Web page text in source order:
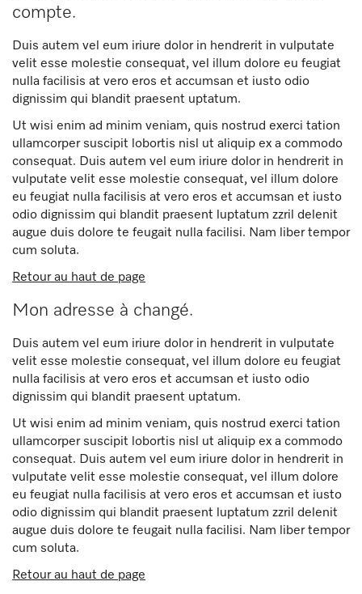
compte.
Duis autem vel eum iriure dolor in hendrerit in vulputate
velit esse molestie consequat, vel illum dolore eu feugiat
nulla facilisis at vero eros et accumsan et iusto odio
dignissim qui blandit praesent uptatum.
Ut wisi enim ad minim veniam, quis nostrud exerci tation
ullamcorper suscipit lobortis nisl ut aliquip ex a commodo
consequat. Duis autem vel eum iriure dolor in hendrerit in
vulputate velit esse molestie consequat, vel illum dolore
eu feugiat nulla facilisis at vero eros et accumsan et iusto
odio dignissim qui blandit praesent luptatum zzril delenit
augue duis dolore te feugait nulla facilisi. Nam liber tempor
cum soluta.
Retour au haut de page
Mon adresse à changé.
Duis autem vel eum iriure dolor in hendrerit in vulputate
velit esse molestie consequat, vel illum dolore eu feugiat
nulla facilisis at vero eros et accumsan et iusto odio
dignissim qui blandit praesent uptatum.
Ut wisi enim ad minim veniam, quis nostrud exerci tation
ullamcorper suscipit lobortis nisl ut aliquip ex a commodo
consequat. Duis autem vel eum iriure dolor in hendrerit in
vulputate velit esse molestie consequat, vel illum dolore
eu feugiat nulla facilisis at vero eros et accumsan et iusto
odio dignissim qui blandit praesent luptatum zzril delenit
augue duis dolore te feugait nulla facilisi. Nam liber tempor
cum soluta.
Retour au haut de page